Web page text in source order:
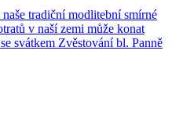
tra­dič­ní mod­li­teb­ní smír­né
v naší zemi může konat
svát­kem Zvěs­to­vá­ní bl. Panně